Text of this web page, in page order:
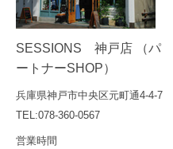
SESSIONS 神戸店 （パ
ートナーSHOP）
兵庫県神戸市中央区元町通4-4-7
TEL:078-360-0567
営業時間